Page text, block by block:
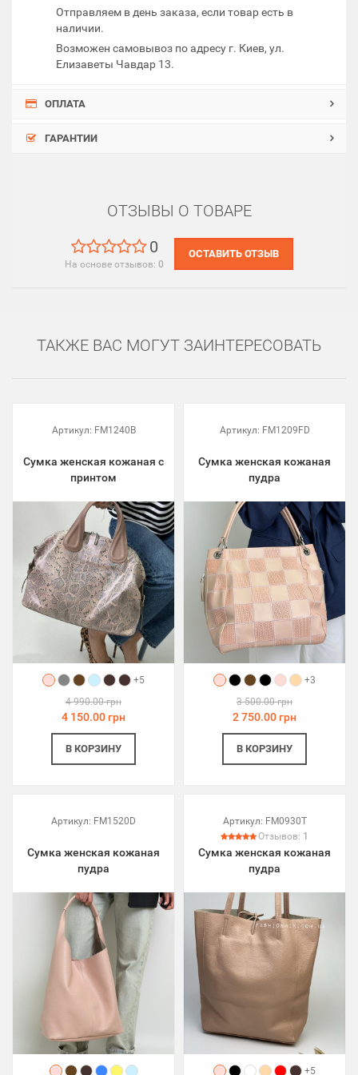
Отправляем в день заказа, если товар есть в
наличии.
Возможен самовывоз по адресу г. Киев, ул.
Елизаветы Чавдар 13.
ОПЛАТА
ГАРАНТИИ
ОТЗЫВЫ О ТОВАРЕ
0
На основе отзывов: 0
ОСТАВИТЬ ОТЗЫВ
ТАКЖЕ ВАС МОГУТ ЗАИНТЕРЕСОВАТЬ
Артикул: FM1240B
Сумка женская кожаная с
принтом
+5
4 990.00 грн
4 150.00 грн
В КОРЗИНУ
Артикул: FM1209FD
Сумка женская кожаная
пудра
+3
3 500.00 грн
2 750.00 грн
В КОРЗИНУ
Артикул: FM1520D
Сумка женская кожаная
пудра
Артикул: FM0930T
Отзывов: 1
Сумка женская кожаная
пудра
+5